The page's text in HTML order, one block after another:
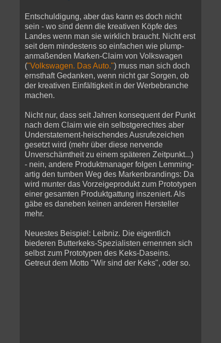
Entschuldigung, aber das kann es doch nicht
sein - wo sind denn die kreativen Köpfe des
Landes wenn man sie wirklich braucht. Nicht erst
seit dem mindestens so einfachen wie plump-
anmaßenden Marken-Claim von Volkswagen
("Volkswagen. Das Auto.") muss man sich doch
ernsthaft Gedanken, wenn nicht gar Sorgen, ob
der kreativen Einfältigkeit in der Werbebranche
machen.
Nicht nur, dass seit Jahren konsequent der Punkt
nach dem Claim wie ein selbstgerechtes aber
Understatement-heischendes Ausrufezeichen
gesetzt wird (mehr über diese nervende
Unverschämtheit zu einem späteren Zeitpunkt...)
- nein, andere Produktmanager folgen Lemming-
artig den tumben Weg des Markenbrandings: Da
wird munter das Vorzeigeprodukt zum Prototypen
einer gesamten Produktgattung inszeniert. Als
gäbe es daneben keinen anderen Hersteller
mehr.
Neuestes Beispiel: Leibniz. Die eigentlich
biederen Butterkeks-Spezialisten ernennen sich
selbst zum Prototypen des Keks-Daseins.
Getreut dem Motto "Wir sind der Keks", oder so.